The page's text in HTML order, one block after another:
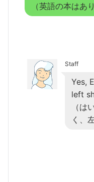
（英語の本はあ
Staff
Yes,
left
（は
く、